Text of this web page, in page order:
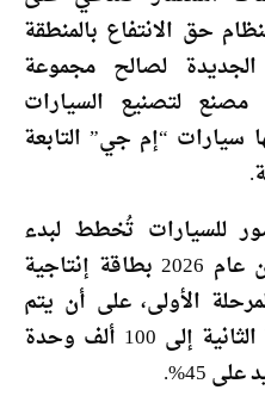
بنظام حق الانتفاع بالمنطقة
الجديدة لصالح مجموعة
مصنع لتصنيع السيارات
سيارات “إم جي” التابعة
للسيارات تُخطط لبدء
الإنتاج خلال الربع الثاني من عام 2026 بطاقة إنتاجية
بالمرحلة الأولى، على أن يتم
مضاعفة الإنتاج في المرحلة الثانية إلى 100 ألف وحدة
45%.